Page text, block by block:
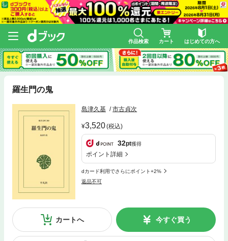
作品検索 カート はじめての方へ
羅生門の鬼
島津久基 市古貞次
3,520(税込)
32pt獲得
ポイント詳細
dカード利用でさらにポイント+2%
返品不可
カートへ 今すぐ買う